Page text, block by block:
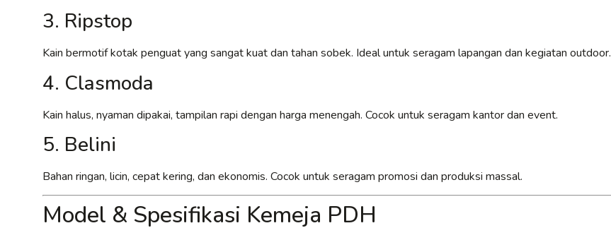
3. Ripstop
Kain bermotif kotak penguat yang sangat kuat dan tahan sobek. Ideal untuk seragam lapangan dan kegiatan outdoor.
4. Clasmoda
Kain halus, nyaman dipakai, tampilan rapi dengan harga menengah. Cocok untuk seragam kantor dan event.
5. Belini
Bahan ringan, licin, cepat kering, dan ekonomis. Cocok untuk seragam promosi dan produksi massal.
Model & Spesifikasi Kemeja PDH